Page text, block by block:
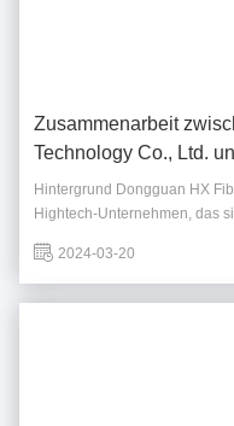
Zusammenarbeit
Technology Co., Ltd.
Hintergrund Dongguan HX
Hightech-Unternehmen, das
hat.Das Unternehmen setzt
Kommunikationslösungen
2024-03-20